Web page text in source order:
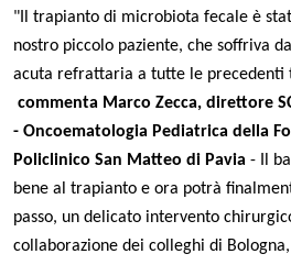
"Il trapianto di microbiota fecale è
nostro piccolo paziente, che soffriva
acuta refrattaria a tutte le precedenti
commenta Marco Zecca, direttore
- Oncoematologia Pediatrica della
Policlinico San Matteo di Pavia - Il
bene al trapianto e ora potrà
passo, un delicato intervento
collaborazione dei colleghi di